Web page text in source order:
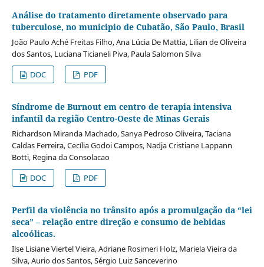
Análise do tratamento diretamente observado para
tuberculose, no municipio de Cubatão, São Paulo, Brasil
João Paulo Aché Freitas Filho, Ana Lúcia De Mattia, Lilian de Oliveira
dos Santos, Luciana Ticianeli Piva, Paula Salomon Silva
DOC
PDF
Síndrome de Burnout em centro de terapia intensiva
infantil da região Centro-Oeste de Minas Gerais
Richardson Miranda Machado, Sanya Pedroso Oliveira, Taciana
Caldas Ferreira, Cecília Godoi Campos, Nadja Cristiane Lappann
Botti, Regina da Consolacao
DOC
PDF
Perfil da violência no trânsito após a promulgação da “lei
seca” – relação entre direção e consumo de bebidas
alcoólicas.
Ilse Lisiane Viertel Vieira, Adriane Rosimeri Holz, Mariela Vieira da
Silva, Aurio dos Santos, Sérgio Luiz Sanceverino